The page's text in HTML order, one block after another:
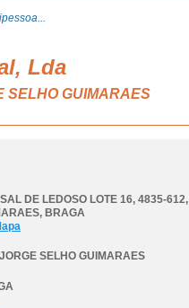
Lda
SELHO GUIMARAES
DE LEDOSO LOTE 16, 4835-612,
, BRAGA
SELHO GUIMARAES